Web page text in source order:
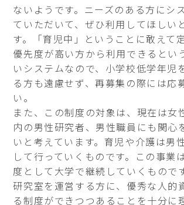
ないようです。ニーズのある方にシ
ていただいて、ぜひ利用してほしい
す。「育児中」ということに敢えて
優先度が高い方から利用できるとい
いシステムなので、小学校低学年児
る方も遠慮せず、再募集の際には応
い。
また、この制度の対象は、現在は女
内の男性研究者、男性職員にも関心
いと考えています。育児や介護は男
して行っていくものです。この事業
度として大学で継続していくもので
研究室を運営する方に、優秀な人的
る制度ができつつあることを十分に